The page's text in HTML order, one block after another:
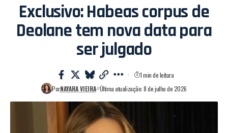
Exclusivo: Habeas corpus de
Deolane tem nova data para
ser julgado
PorNAYARA VIEIRA Última atualização: 8 de julho de 2026
1 min de leitura